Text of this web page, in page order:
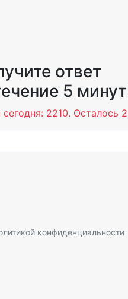
ответ
5
2210. Осталось
конфиденциальности